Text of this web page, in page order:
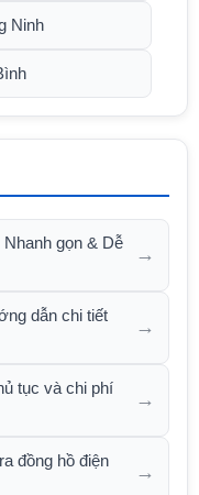
Ninh
gọn & Dễ
→
dẫn chi tiết
→
tục và chi phí
→
đồng hồ điện
→